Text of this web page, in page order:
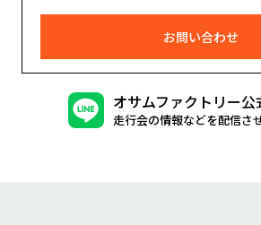
お問い合わせ
オサムファクトリー公
走行会の情報などを配信さ